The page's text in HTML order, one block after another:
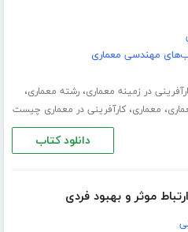
مهندسی معماری
در زمینه معماری،رشته معماری،
، معماری،کارآفرینی در معماری چیست
دانلود کتاب
موثر و بهبود فردی